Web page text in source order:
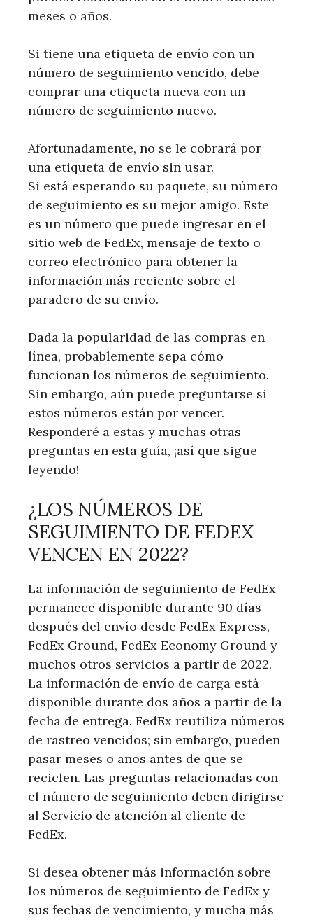
meses o años.
Si tiene una etiqueta de envío con un
número de seguimiento vencido, debe
comprar una etiqueta nueva con un
número de seguimiento nuevo.
Afortunadamente, no se le cobrará por
una etiqueta de envío sin usar.
Si está esperando su paquete, su número
de seguimiento es su mejor amigo. Este
es un número que puede ingresar en el
sitio web de FedEx, mensaje de texto o
correo electrónico para obtener la
información más reciente sobre el
paradero de su envío.
Dada la popularidad de las compras en
línea, probablemente sepa cómo
funcionan los números de seguimiento.
Sin embargo, aún puede preguntarse si
estos números están por vencer.
Responderé a estas y muchas otras
preguntas en esta guía, ¡así que sigue
leyendo!
¿LOS NÚMEROS DE
SEGUIMIENTO DE FEDEX
VENCEN EN 2022?
La información de seguimiento de FedEx
permanece disponible durante 90 días
después del envío desde FedEx Express,
FedEx Ground, FedEx Economy Ground y
muchos otros servicios a partir de 2022.
La información de envío de carga está
disponible durante dos años a partir de la
fecha de entrega. FedEx reutiliza números
de rastreo vencidos; sin embargo, pueden
pasar meses o años antes de que se
reciclen. Las preguntas relacionadas con
el número de seguimiento deben dirigirse
al Servicio de atención al cliente de
FedEx.
Si desea obtener más información sobre
los números de seguimiento de FedEx y
sus fechas de vencimiento, y mucha más